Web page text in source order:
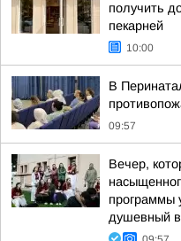
получить
пекарней
10:00
В
09:57
Вечер,
программы
душевный